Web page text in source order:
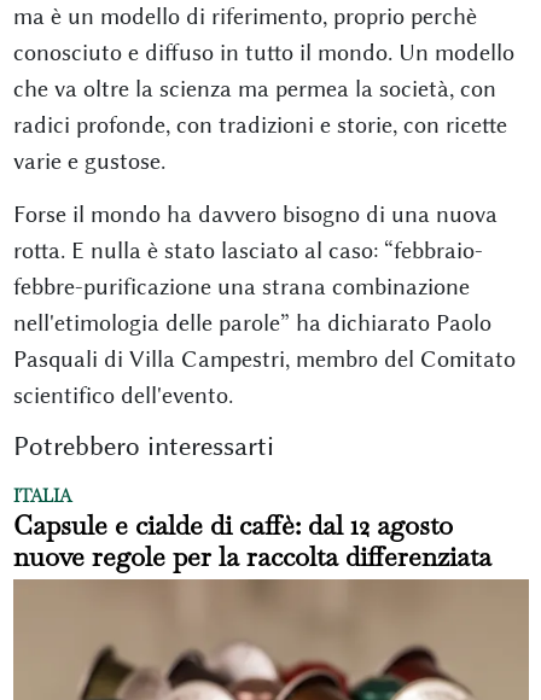
ma è un modello di riferimento, proprio perchè
conosciuto e diffuso in tutto il mondo. Un modello
che va oltre la scienza ma permea la società, con
radici profonde, con tradizioni e storie, con ricette
varie e gustose.
Forse il mondo ha davvero bisogno di una nuova
rotta. E nulla è stato lasciato al caso: “febbraio-
febbre-purificazione una strana combinazione
nell'etimologia delle parole” ha dichiarato Paolo
Pasquali di Villa Campestri, membro del Comitato
scientifico dell'evento.
Potrebbero interessarti
ITALIA
Capsule e cialde di caffè: dal 12 agosto
nuove regole per la raccolta differenziata